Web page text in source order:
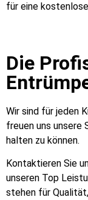
für eine
Die
Wir sind für jeden
freuen uns unsere
halten zu können.
Kontaktieren Sie
unseren Top
stehen für